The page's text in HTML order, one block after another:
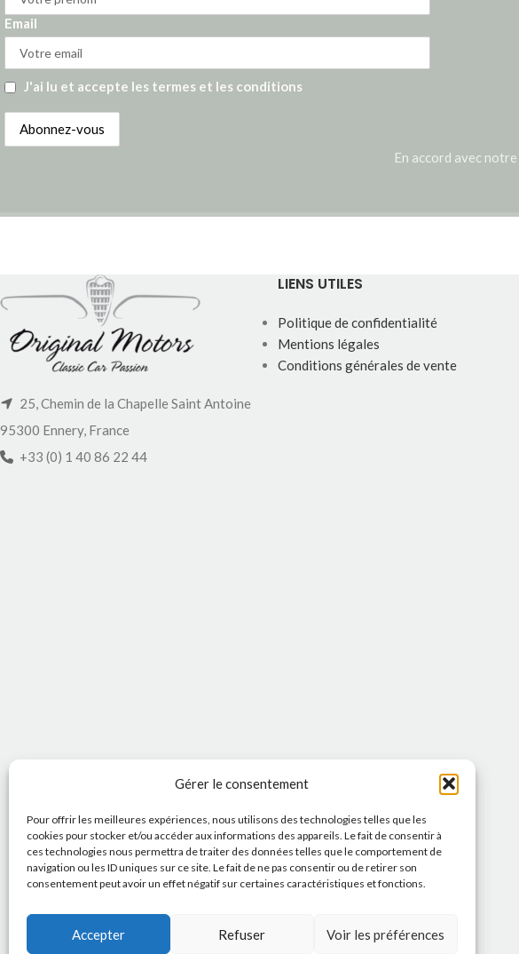
Gérer le consentement
Pour offrir les meilleures expériences, nous utilisons des technologies telles que les
cookies pour stocker et/ou accéder aux informations des appareils. Le fait de consentir à
ces technologies nous permettra de traiter des données telles que le comportement de
navigation ou les ID uniques sur ce site. Le fait de ne pas consentir ou de retirer son
consentement peut avoir un effet négatif sur certaines caractéristiques et fonctions.
Accepter Refuser Voir les préférences
Email
J'ai lu et accepte les termes et les conditions
En accord avec notre
25, Chemin de la Chapelle Saint Antoine
95300 Ennery, France
+33 (0) 1 40 86 22 44
LIENS UTILES
Politique de confidentialité
Mentions légales
Conditions générales de vente